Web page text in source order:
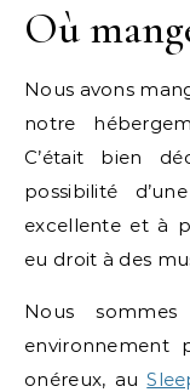
Où
Nous avons
notre
C’était bien
possibilité
excellente et à
eu droit à des
Nous
environnement
onéreux, au